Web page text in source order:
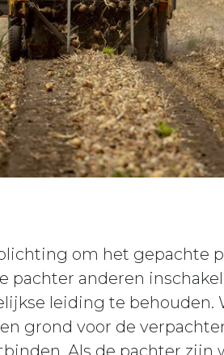
om het gepachte
pachter anderen
leiding te behouden.
grond voor de
Als de pachter zijn